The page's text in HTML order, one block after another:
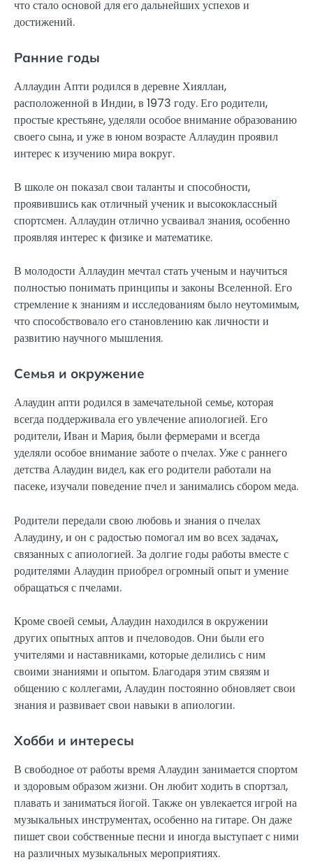
что стало основой для его дальнейших успехов и
достижений.
Ранние годы
Аллаудин Апти родился в деревне Хияллан,
расположенной в Индии, в 1973 году. Его родители,
простые крестьяне, уделяли особое внимание образованию
своего сына, и уже в юном возрасте Аллаудин проявил
интерес к изучению мира вокруг.
В школе он показал свои таланты и способности,
проявившись как отличный ученик и высококлассный
спортсмен. Аллаудин отлично усваивал знания, особенно
проявляя интерес к физике и математике.
В молодости Аллаудин мечтал стать ученым и научиться
полностью понимать принципы и законы Вселенной. Его
стремление к знаниям и исследованиям было неутомимым,
что способствовало его становлению как личности и
развитию научного мышления.
Семья и окружение
Алаудин апти родился в замечательной семье, которая
всегда поддерживала его увлечение апиологией. Его
родители, Иван и Мария, были фермерами и всегда
уделяли особое внимание заботе о пчелах. Уже с раннего
детства Алаудин видел, как его родители работали на
пасеке, изучали поведение пчел и занимались сбором меда.
Родители передали свою любовь и знания о пчелах
Алаудину, и он с радостью помогал им во всех задачах,
связанных с апиологией. За долгие годы работы вместе с
родителями Алаудин приобрел огромный опыт и умение
обращаться с пчелами.
Кроме своей семьи, Алаудин находился в окружении
других опытных аптов и пчеловодов. Они были его
учителями и наставниками, которые делились с ним
своими знаниями и опытом. Благодаря этим связям и
общению с коллегами, Алаудин постоянно обновляет свои
знания и развивает свои навыки в апиологии.
Хобби и интересы
В свободное от работы время Алаудин занимается спортом
и здоровым образом жизни. Он любит ходить в спортзал,
плавать и заниматься йогой. Также он увлекается игрой на
музыкальных инструментах, особенно на гитаре. Он даже
пишет свои собственные песни и иногда выступает с ними
на различных музыкальных мероприятиях.